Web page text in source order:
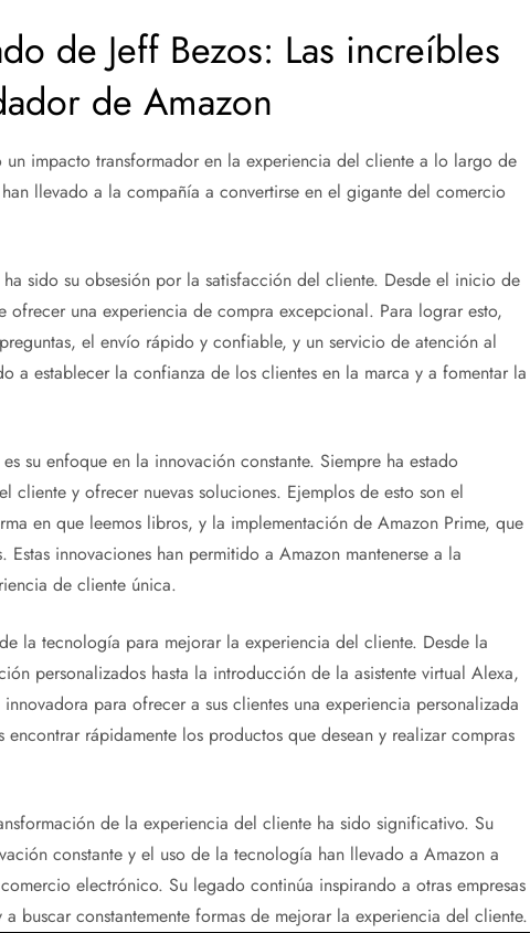
de Jeff Bezos: Las increíbles
de Amazon
impacto transformador en la experiencia del cliente a lo largo de
llevado a la compañía a convertirse en el gigante del comercio
sido su obsesión por la satisfacción del cliente. Desde el inicio de
una experiencia de compra excepcional. Para lograr esto,
el envío rápido y confiable, y un servicio de atención al
a establecer la confianza de los clientes en la marca y a fomentar la
su enfoque en la innovación constante. Siempre ha estado
cliente y ofrecer nuevas soluciones. Ejemplos de esto son el
en que leemos libros, y la implementación de Amazon Prime, que
innovaciones han permitido a Amazon mantenerse a la
de cliente única.
la tecnología para mejorar la experiencia del cliente. Desde la
personalizados hasta la introducción de la asistente virtual Alexa,
para ofrecer a sus clientes una experiencia personalizada
rápidamente los productos que desean y realizar compras
de la experiencia del cliente ha sido significativo. Su
constante y el uso de la tecnología han llevado a Amazon a
electrónico. Su legado continúa inspirando a otras empresas
buscar constantemente formas de mejorar la experiencia del cliente.